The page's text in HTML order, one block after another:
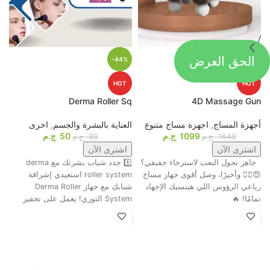
-33%
HOT
4D Massage Gun
أجهزة المساج, اجهزة مساج متنوع
1649 ج.م 1099 ج.م
اشترى الآن
جاهز تحول التعب لاسترخاء حقيقي؟
😍💆‍♂️ وأخيرًا، وصل أقوى جهاز مساج
رباعي الرؤوس اللي هينسيك الإجهاد
تمامًا! 🔥
-44%
HOT
Derma Roller Sq
العناية بالبشرة والجسم, اخرى
90 ج.م 50 ج.م
اشترى الآن
1️⃣ جدد شباب بشرتك مع derma
roller system استعيدي إشراقة
شبابكِ مع جهاز Derma Roller
System الثوري! يعمل على تحفيز
الحق العرض